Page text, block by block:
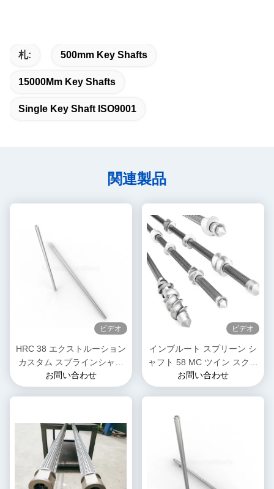
札: 500mm Key Shafts
15000Mm Key Shafts
Single Key Shaft ISO9001
関連製品
ビデオ
HRC 38 エクストルーション
カスタム スプラインシャフ
ト 高トルク 食品工場のため
のスプライン
お問い合わせ
ビデオ
インブルート スプリーン シ
ャフト 58 MC ツイン スクロ
ール エクストルーダー用の
冷たいローリング 脊柱 シャ
お問い合わせ